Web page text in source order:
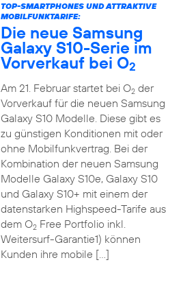
TOP-SMARTPHONES UND ATTRAKTIVE
MOBILFUNKTARIFE:
Die neue Samsung
Galaxy S10-Serie im
Vorverkauf bei O2
Am 21. Februar startet bei O2der
Vorverkauf für die neuen Samsung
Galaxy S10 Modelle. Diese gibt es
zu günstigen Konditionen mit oder
ohne Mobilfunkvertrag. Bei der
Kombination der neuen Samsung
Modelle Galaxy S10e, Galaxy S10
und Galaxy S10+ mit einem der
datenstarken Highspeed-Tarife aus
dem O2Free Portfolio inkl.
Weitersurf-Garantie1) können
Kunden ihre mobile […]